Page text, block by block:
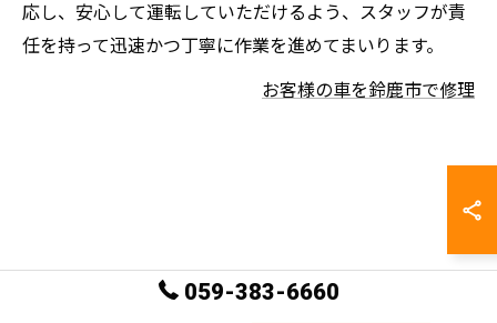
応し、安心して運転していただけるよう、スタッフが責
任を持って迅速かつ丁寧に作業を進めてまいります。
お客様の車を鈴鹿市で修理
059-383-6660